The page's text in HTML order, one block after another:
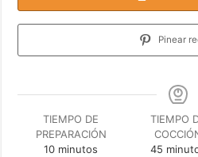
Pinear
TIEMPO DE
PREPARACIÓN
10minutos
minutos
TIEMPO
45